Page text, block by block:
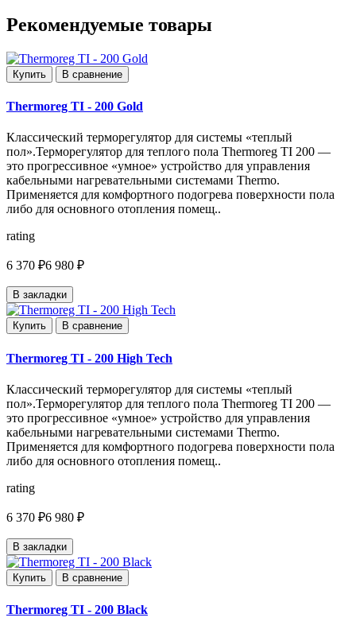
Рекомендуемые товары
Купить В сравнение
Thermoreg TI - 200 Gold
Классический терморегулятор для системы «теплый
пол».Терморегулятор для теплого пола Thermoreg TI 200 —
это прогрессивное «умное» устройство для управления
кабельными нагревательными системами Thermo.
Применяется для комфортного подогрева поверхности пола
либо для основного отопления помещ..
rating
6 370 ₽6 980 ₽
В закладки
Купить В сравнение
Thermoreg TI - 200 High Tech
Классический терморегулятор для системы «теплый
пол».Терморегулятор для теплого пола Thermoreg TI 200 —
это прогрессивное «умное» устройство для управления
кабельными нагревательными системами Thermo.
Применяется для комфортного подогрева поверхности пола
либо для основного отопления помещ..
rating
6 370 ₽6 980 ₽
В закладки
Купить В сравнение
Thermoreg TI - 200 Black